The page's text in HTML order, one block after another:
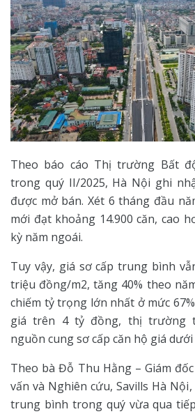
Theo báo cáo Thị trường Bất
trong quý II/2025, Hà Nội ghi
được mở bán. Xét 6 tháng đầu
mới đạt khoảng 14.900 căn, cao
kỳ năm ngoái.
Tuy vậy, giá sơ cấp trung bình
triệu đồng/m2, tăng 40% theo
chiếm tỷ trọng lớn nhất ở mức
giá trên 4 tỷ đồng, thị trường
nguồn cung sơ cấp căn hộ giá
Theo bà Đỗ Thu Hằng – Giám
vấn và Nghiên cứu, Savills Hà
trung bình trong quý vừa qua